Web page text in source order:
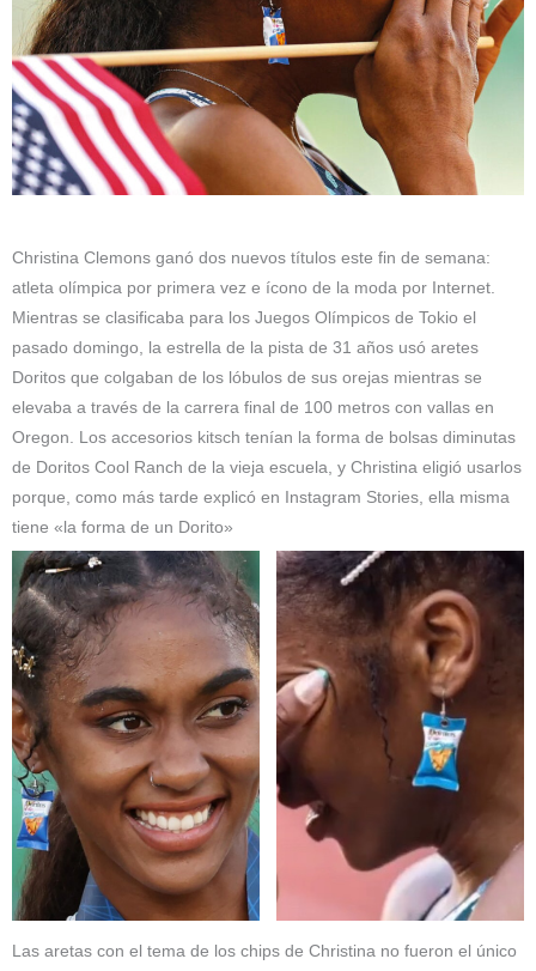
Christina Clemons ganó dos nuevos títulos este fin de semana:
atleta olímpica por primera vez e ícono de la moda por Internet.
Mientras se clasificaba para los Juegos Olímpicos de Tokio el
pasado domingo, la estrella de la pista de 31 años usó aretes
Doritos que colgaban de los lóbulos de sus orejas mientras se
elevaba a través de la carrera final de 100 metros con vallas en
Oregon. Los accesorios kitsch tenían la forma de bolsas diminutas
de Doritos Cool Ranch de la vieja escuela, y Christina eligió usarlos
porque, como más tarde explicó en Instagram Stories, ella misma
tiene «la forma de un Dorito»
Las aretas con el tema de los chips de Christina no fueron el único